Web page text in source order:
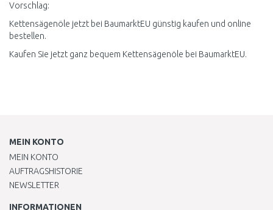
Vorschlag:
Kettensägenöle jetzt bei BaumarktEU günstig kaufen und online
bestellen.
Kaufen Sie jetzt ganz bequem Kettensägenöle bei BaumarktEU.
MEIN KONTO
MEIN KONTO
AUFTRAGSHISTORIE
NEWSLETTER
INFORMATIONEN